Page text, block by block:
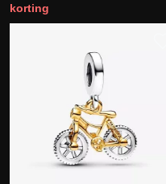
korting